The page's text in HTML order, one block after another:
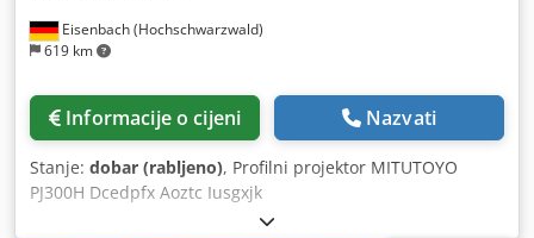
Eisenbach (Hochschwarzwald)
619 km
Informacije o cijeni Nazvati
Stanje: dobar (rabljeno), Profilni projektor MITUTOYO
PJ300H Dcedpfx Aoztc Iusgxjk